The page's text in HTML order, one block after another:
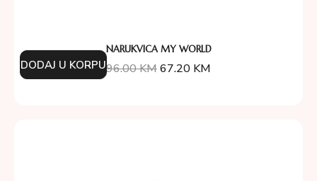
NARUKVICA MY WORLD
96.00KM67.20 KM
DODAJ U KORPU